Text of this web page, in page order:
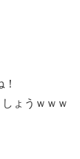
ょうｗｗｗ